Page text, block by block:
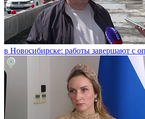
в Новосибирске: работы завершают с